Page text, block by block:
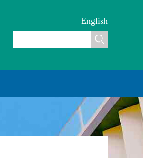
English